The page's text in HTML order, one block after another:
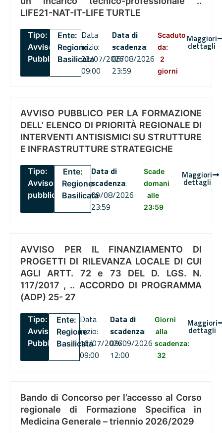
LIFE21-NAT-IT-LIFE TURTLE
Tipo:
Avviso
Pubblico
Ente:
Regione
Basilicata
Data
inizio:
22/07/2026
09:00
Data di
scadenza:
06/08/2026
23:59
Scaduto
da:
2
giorni
Maggiori
dettagli
AVVISO PUBBLICO PER LA FORMAZIONE
DELL’ ELENCO DI PRIORITÀ REGIONALE DI
INTERVENTI ANTISISMICI SU STRUTTURE
E INFRASTRUTTURE STRATEGICHE
Tipo:
Avviso
pubblico
Ente:
Regione
Basilicata
Data di
scadenza:
09/08/2026
23:59
Scade
domani
alle
23:59
Maggiori
dettagli
AVVISO PER IL FINANZIAMENTO DI
PROGETTI DI RILEVANZA LOCALE DI CUI
AGLI ARTT. 72 e 73 DEL D. LGS. N.
117/2017 , .. ACCORDO DI PROGRAMMA
(ADP) 25- 27
Tipo:
Avviso
Pubblico
Ente:
Regione
Basilicata
Data
inizio:
16/07/2026
09:00
Data di
scadenza:
09/09/2026
12:00
Giorni
alla
scadenza:
32
Maggiori
dettagli
Bando di Concorso per l’accesso al Corso
regionale di Formazione Specifica in
Medicina Generale – triennio 2026/2029